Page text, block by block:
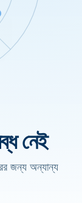
নেই
জন্য অন্যান্য